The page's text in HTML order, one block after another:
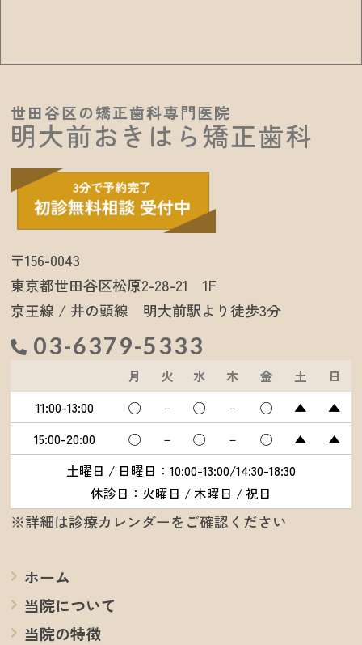
世田谷区の矯正歯科専門医院
明大前おきはら矯正歯科
〒156-0043
東京都世田谷区松原2-28-21 1F
京王線 / 井の頭線 明大前駅より徒歩3分
03-6379-5333
月 火 水 木 金 土
日
11:00-13:00
◯ － ◯ － ◯ ▲
▲
15:00-20:00
◯ － ◯ － ◯ ▲
▲
土曜日 / 日曜日：10:00-13:00/14:30-18:30
休診日：火曜日 / 木曜日 / 祝日
※詳細は診療カレンダーをご確認ください
ホーム
当院について
当院の特徴